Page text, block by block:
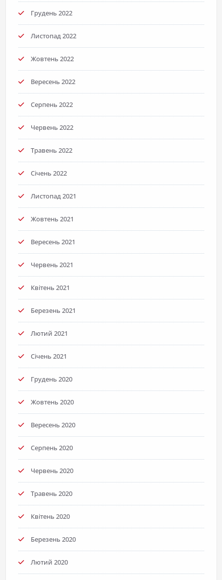
Грудень 2022
Листопад 2022
Жовтень 2022
Вересень 2022
Серпень 2022
Червень 2022
Травень 2022
Січень 2022
Листопад 2021
Жовтень 2021
Вересень 2021
Червень 2021
Квітень 2021
Березень 2021
Лютий 2021
Січень 2021
Грудень 2020
Жовтень 2020
Вересень 2020
Серпень 2020
Червень 2020
Травень 2020
Квітень 2020
Березень 2020
Лютий 2020